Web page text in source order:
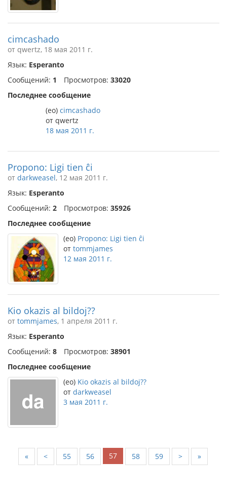
cimcashado
от qwertz, 18 мая 2011 г.
Язык: Esperanto
Сообщений: 1 Просмотров: 33020
Последнее сообщение
(eo) cimcashado
от qwertz
18 мая 2011 г.
Propono: Ligi tien ĉi
от darkweasel, 12 мая 2011 г.
Язык: Esperanto
Сообщений: 2 Просмотров: 35926
Последнее сообщение
(eo) Propono: Ligi tien ĉi
от tommjames
12 мая 2011 г.
Kio okazis al bildoj??
от tommjames, 1 апреля 2011 г.
Язык: Esperanto
Сообщений: 8 Просмотров: 38901
Последнее сообщение
(eo) Kio okazis al bildoj??
от darkweasel
3 мая 2011 г.
« < 55 56 57 58 59 > »